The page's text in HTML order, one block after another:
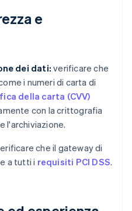
e
dei dati:verificare che
i numeri di carta di
della carta (CVV)
con la crittografia
l'archiviazione.
che il gateway di
a tutti i requisiti PCI DSS.